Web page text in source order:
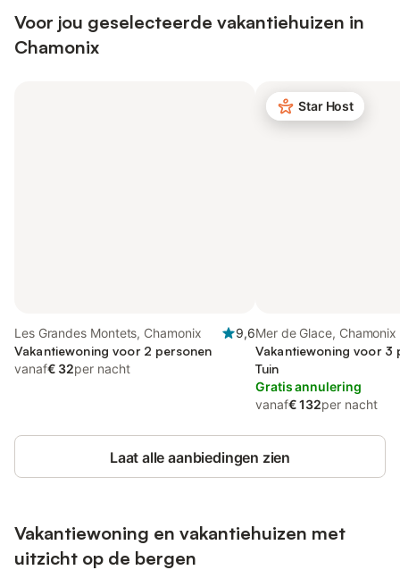
Voor jou geselecteerde vakantiehuizen in
Chamonix
Les Grandes Montets, Chamonix
9,6
Vakantiewoning voor 2 personen
vanaf€ 32per nacht
Star Host
Mer de Glace, Chamonix
Vakantiewoning voor 3
Tuin
Gratis annulering
vanaf€ 132per nacht
Laat alle aanbiedingen zien
Vakantiewoning en vakantiehuizen met
uitzicht op de bergen